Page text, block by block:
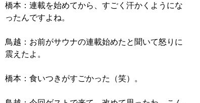
橋本：連載を始めてから、すごく汗かくようにな
ったんですよね。
鳥越：お前がサウナの連載始めたと聞いて怒りに
震えたよ。
橋本：食いつきがすごかった（笑）。